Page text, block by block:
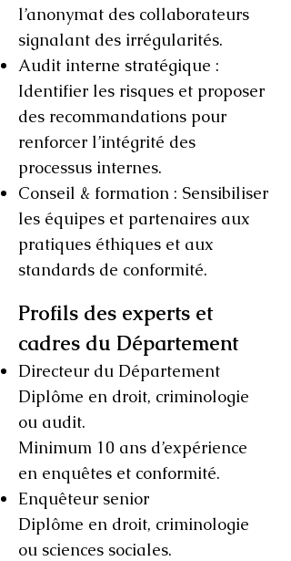
l’anonymat des collaborateurs
signalant des irrégularités.
Audit interne stratégique :
Identifier les risques et proposer
des recommandations pour
renforcer l’intégrité des
processus internes.
Conseil & formation : Sensibiliser
les équipes et partenaires aux
pratiques éthiques et aux
standards de conformité.
Profils des experts et
cadres du Département
Directeur du Département
Diplôme en droit, criminologie
ou audit.
Minimum 10 ans d’expérience
en enquêtes et conformité.
Enquêteur senior
Diplôme en droit, criminologie
ou sciences sociales.